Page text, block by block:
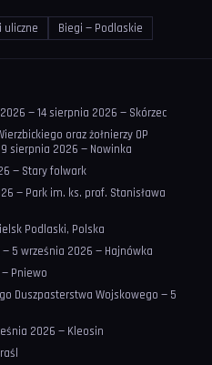
uliczne Biegi — Podlaskie
— 14 sierpnia 2026 — Skórzec
oraz żołnierzy OP
sierpnia 2026 — Nowinka
— Stary folwark
— Park im. ks. prof. Stanisława
Podlaski, Polska
— 5 września 2026 — Hajnówka
Pniewo
Duszpasterstwa Wojskowego — 5
2026 — Kleosin